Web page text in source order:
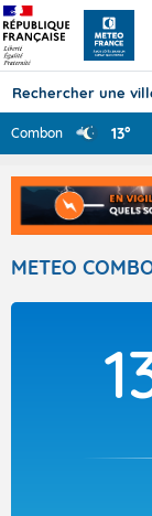
Combon 13°
METEO